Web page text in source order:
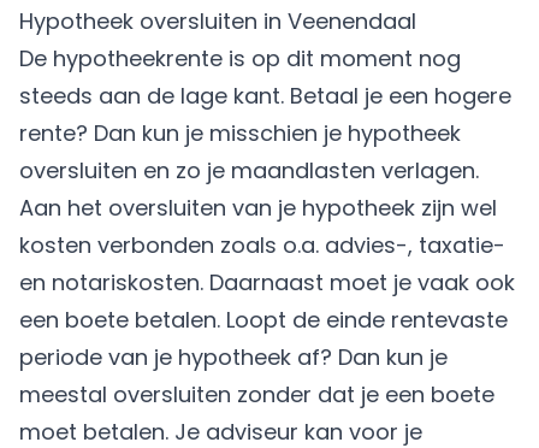
Hypotheek oversluiten in Veenendaal
De hypotheekrente is op dit moment nog
steeds aan de lage kant. Betaal je een hogere
rente? Dan kun je misschien je hypotheek
oversluiten en zo je maandlasten verlagen.
Aan het oversluiten van je hypotheek zijn wel
kosten verbonden zoals o.a. advies-, taxatie-
en notariskosten. Daarnaast moet je vaak ook
een boete betalen. Loopt de einde rentevaste
periode van je hypotheek af? Dan kun je
meestal oversluiten zonder dat je een boete
moet betalen. Je adviseur kan voor je